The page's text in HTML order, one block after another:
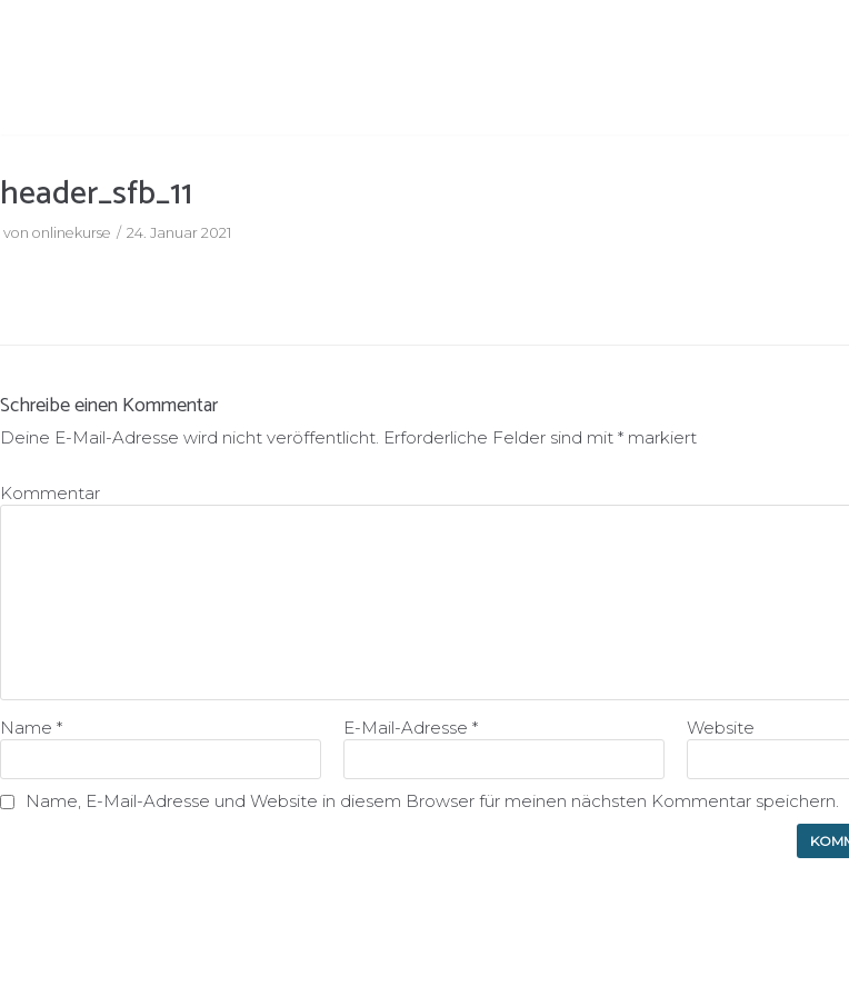
header_sfb_11
von onlinekurse 24. Januar 2021
Schreibe einen Kommentar
Deine E-Mail-Adresse wird nicht veröffentlicht. Erforderliche Felder sind mit * markiert
Kommentar
Name * E-Mail-Adresse * Website
Name, E-Mail-Adresse und Website in diesem Browser für meinen nächsten Kommentar speichern.